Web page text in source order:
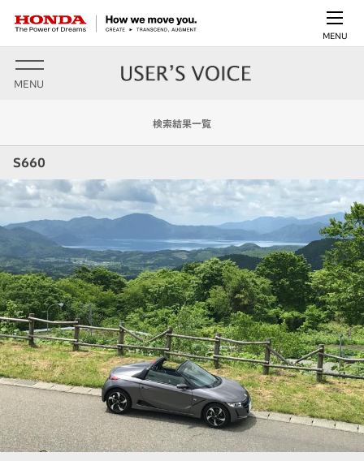
MENU
MENU
検索結果一覧
S660